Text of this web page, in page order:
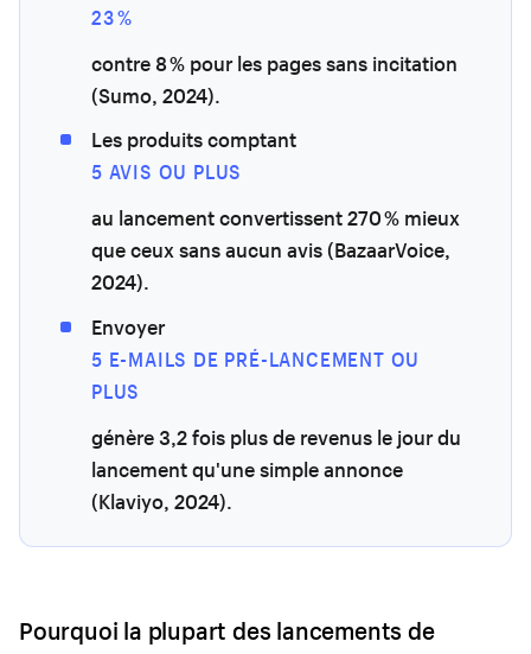
23 %
contre 8 % pour les pages sans incitation
(Sumo, 2024).
Les produits comptant
5 AVIS OU PLUS
au lancement convertissent 270 % mieux
que ceux sans aucun avis (BazaarVoice,
2024).
Envoyer
5 E-MAILS DE PRÉ-LANCEMENT OU
PLUS
génère 3,2 fois plus de revenus le jour du
lancement qu'une simple annonce
(Klaviyo, 2024).
Pourquoi la plupart des lancements de